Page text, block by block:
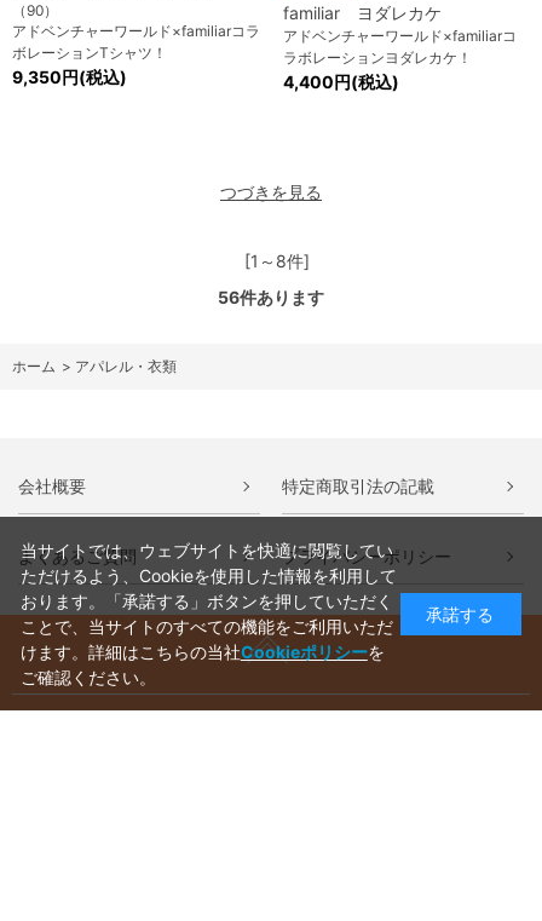
（90）
アドベンチャーワールド×familiarコラ
ボレーションTシャツ！
9,350円(税込)
familiar ヨダレカケ
アドベンチャーワールド×familiarコ
ラボレーションヨダレカケ！
4,400円(税込)
つづきを見る
[1～8件]
56件あります
ホーム > アパレル・衣類
会社概要 特定商取引法の記載
よくあるご質問 プライバシーポリシー
当サイトでは、ウェブサイトを快適に閲覧してい
ただけるよう、Cookieを使用した情報を利用して
おります。「承諾する」ボタンを押していただく
ことで、当サイトのすべての機能をご利用いただ
けます。詳細はこちらの当社Cookieポリシーを
ご確認ください。
承諾する